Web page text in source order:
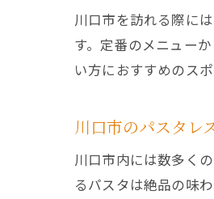
川口市を訪れる際に
す。定番のメニュー
い方におすすめのスポ
川口市のパスタレ
川口市内には数多く
るパスタは絶品の味